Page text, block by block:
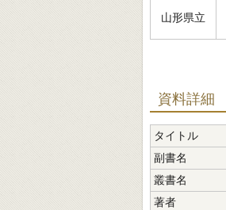
山形県立
資料詳細
タイトル
副書名
叢書名
著者